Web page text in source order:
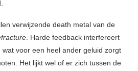
verwijzende death metal van de
. Harde feedback interfereert
voor een heel ander geluid zorgt
Het lijkt wel of er zich tussen de